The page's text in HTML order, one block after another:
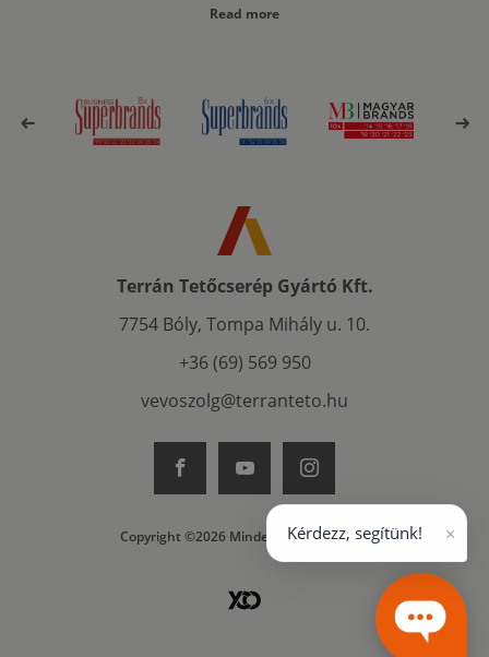
Read more
Terrán Tetőcserép Gyártó Kft.
7754 Bóly, Tompa Mihály u. 10.
+36 (69) 569 950
vevoszolg@terranteto.hu
Copyright ©2026 Minden jog fenntartva
Kérdezz, segítünk! ×